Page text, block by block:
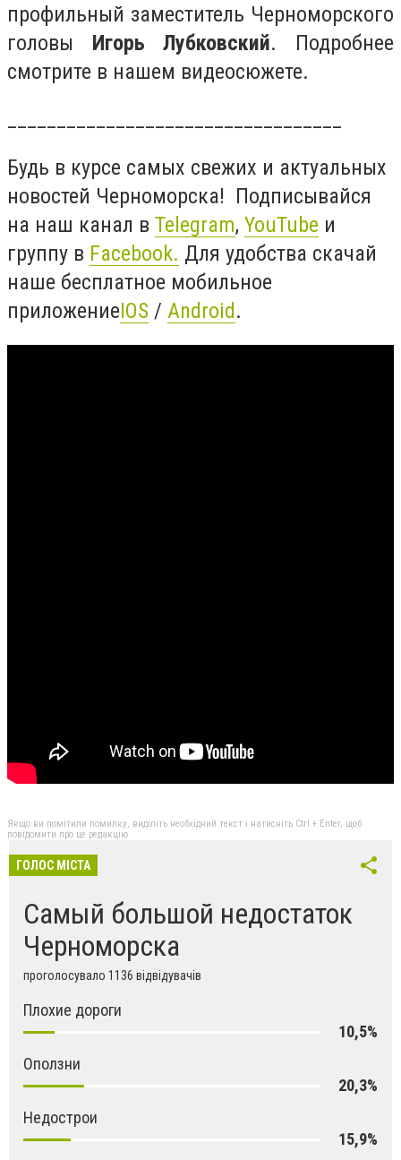
профильный заместитель Черноморского
головы Игорь Лубковский. Подробнее
смотрите в нашем видеосюжете.
Будь в курсе самых свежих и актуальных
новостей Черноморска! Подписывайся
на наш канал в Telegram, YouTube и
группу в Facebook. Для удобства скачай
наше бесплатное мобильное
приложениеIOS / Android.
Якщо ви помітили помилку, виділіть необхідний текст і натисніть Ctrl + Enter, щоб
повідомити про це редакцію
ГОЛОС МІСТА
Самый большой недостаток
Черноморска
проголосувало 1136 відвідувачів
Плохие дороги
10,5%
Оползни
20,3%
Недострои
15,9%